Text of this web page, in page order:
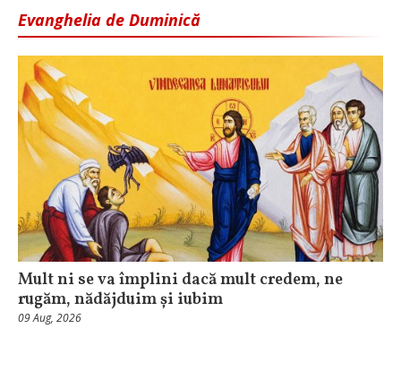
Evanghelia de Duminică
Mult ni se va împlini dacă mult credem, ne
rugăm, nădăjduim și iubim
09 Aug, 2026